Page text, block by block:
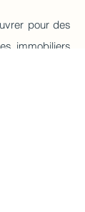
pour des
immobiliers